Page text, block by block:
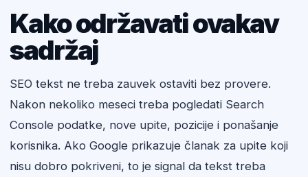
Kako održavati ovakav
sadržaj
SEO tekst ne treba zauvek ostaviti bez provere.
Nakon nekoliko meseci treba pogledati Search
Console podatke, nove upite, pozicije i ponašanje
korisnika. Ako Google prikazuje članak za upite koji
nisu dobro pokriveni, to je signal da tekst treba